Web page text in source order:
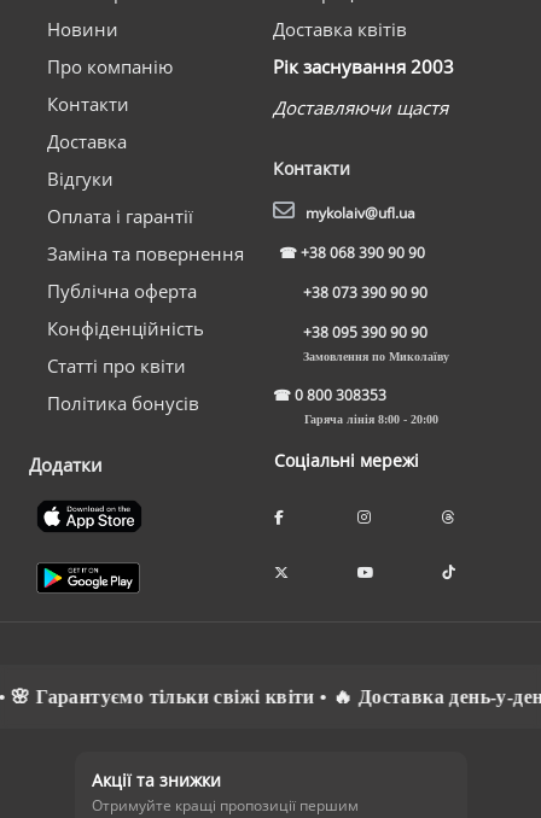
Новини
Про компанію
Контакти
Доставка
Відгуки
Оплата і гарантії
Заміна та повернення
Публічна оферта
Конфіденційність
Статті про квіти
Політика бонусів
Додатки
Доставка квітів
Рік заснування 2003
Доставляючи щастя
Контакти
mykolaiv@ufl.ua
☎+38 068 390 90 90
+38 073 390 90 90
+38 095 390 90 90
Замовлення по Миколаїву
☎0 800 308353
Гаряча лінія 8:00 - 20:00
Соціальні мережі
тільки свіжі квіти • 🔥 Доставка день-у-день
Акції та знижки
Отримуйте кращі пропозиції першим